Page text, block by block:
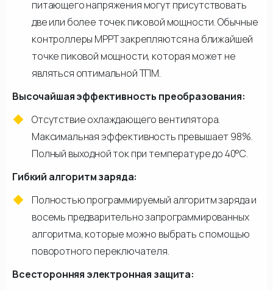
питающего напряжения могут присутствовать
две или более точек пиковой мощности. Обычные
контроллеры МРРТ закрепляются на ближайшей
точке пиковой мощности, которая может не
являться оптимальной ТПМ.
Высочайшая эффективность преобразования:
Отсутствие охлаждающего вентилятора.
Максимальная эффективность превышает 98%.
Полный выходной ток при температуре до 40°C.
Гибкий алгоритм заряда:
Полностью программируемый алгоритм заряда и
восемь предварительно запрограммированных
алгоритма, которые можно выбрать с помощью
поворотного переключателя.
Всесторонняя электронная защита: